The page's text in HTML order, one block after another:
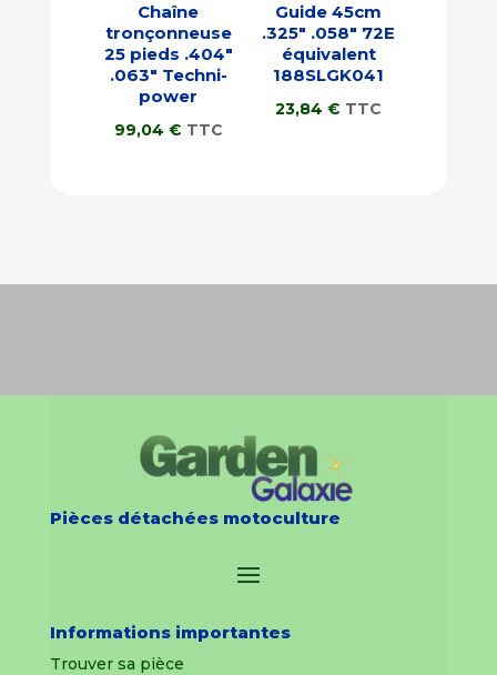
Chaîne
tronçonneuse
25 pieds .404″
.063″ Techni-
power
99,04 € TTC
Guide 45cm
.325″ .058″ 72E
équivalent
188SLGK041
23,84€ TTC
Pièces détachées motoculture
Informations importantes
Trouver sa pièce